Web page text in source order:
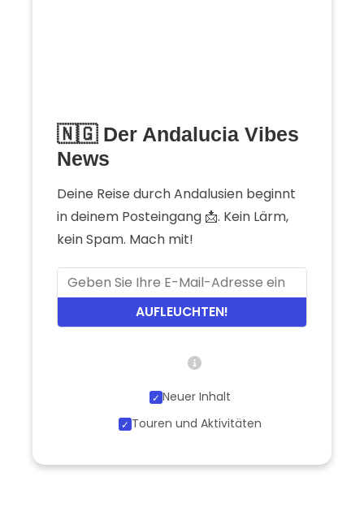
🇳🇬 Der Andalucia Vibes
News
Deine Reise durch Andalusien beginnt
in deinem Posteingang 📩. Kein Lärm,
kein Spam. Mach mit!
AUFLEUCHTEN!
Neuer Inhalt
Touren und Aktivitäten